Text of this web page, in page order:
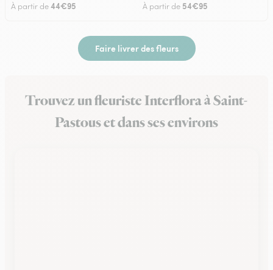
À partir de44€95 À partir de 54€95
Faire livrer des fleurs
Trouvez un fleuriste Interflora à Saint-
Pastous et dans ses environs